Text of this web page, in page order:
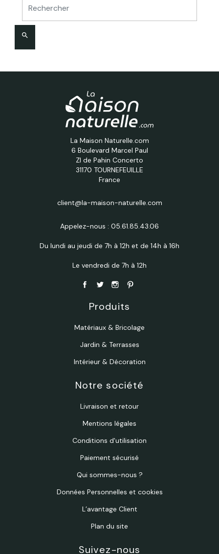
search
La Maison Naturelle.com
6 Boulevard Marcel Paul
ZI de Pahin Concerto
31170 TOURNEFEUILLE
France
client@la-maison-naturelle.com
Appelez-nous : 05.61.85.43.06
Du lundi au jeudi de 7h à 12h et de 14h à 16h
Le vendredi de 7h à 12h
Produits
Matériaux & Bricolage
Jardin & Terrasses
Intérieur & Décoration
Notre société
Livraison et retour
Mentions légales
Conditions d'utilisation
Paiement sécurisé
Qui sommes-nous ?
Données Personnelles et cookies
L’avantage Client
Plan du site
Suivez-nous